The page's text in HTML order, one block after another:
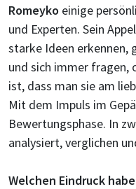
Romeyko einige
und Experten. Sein
starke Ideen erkennen,
und sich immer fragen,
ist, dass man sie am
Mit dem Impuls im
Bewertungsphase. In
analysiert, verglichen
Welchen Eindruck